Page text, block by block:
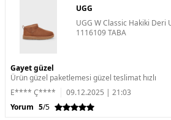
UGG
UGG W Classic Hakiki Deri
1116109 TABA
Gayet güzel
Ürün güzel paketlemesi güzel teslimat hızlı
E**** Ç****
09.12.2025 | 21:03
Yorum 5/5